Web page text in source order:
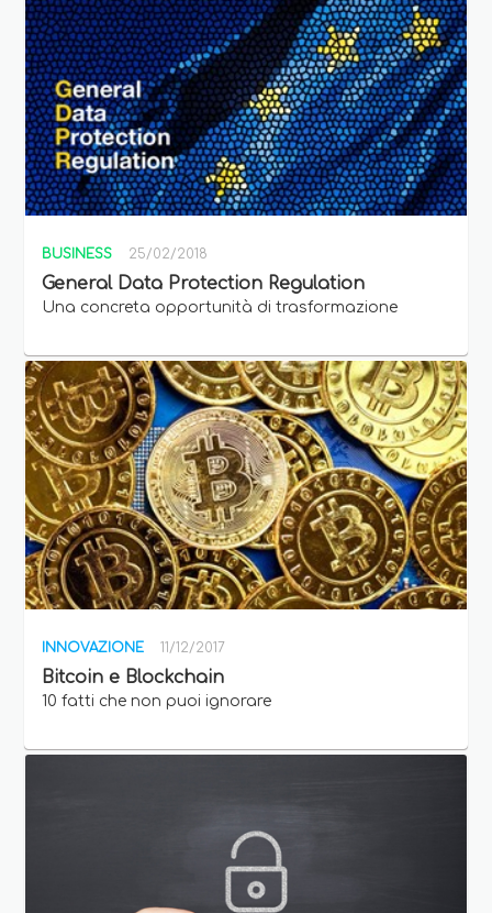
BUSINESS 25/02/2018
General Data Protection Regulation
Una concreta opportunità di trasformazione
INNOVAZIONE 11/12/2017
Bitcoin e Blockchain
10 fatti che non puoi ignorare